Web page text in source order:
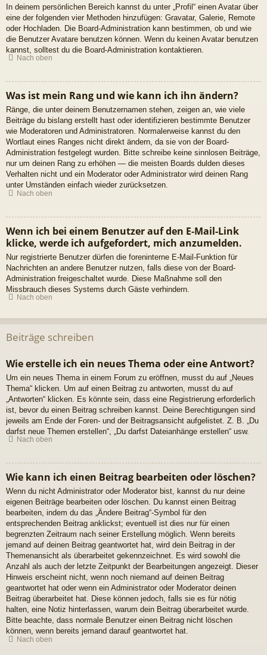
In deinem persönlichen Bereich kannst du unter „Profil“ einen Avatar über
eine der folgenden vier Methoden hinzufügen: Gravatar, Galerie, Remote
oder Hochladen. Die Board-Administration kann bestimmen, ob und wie
die Benutzer Avatare benutzen können. Wenn du keinen Avatar benutzen
kannst, solltest du die Board-Administration kontaktieren.
Nach oben
Was ist mein Rang und wie kann ich ihn ändern?
Ränge, die unter deinem Benutzernamen stehen, zeigen an, wie viele
Beiträge du bislang erstellt hast oder identifizieren bestimmte Benutzer
wie Moderatoren und Administratoren. Normalerweise kannst du den
Wortlaut eines Ranges nicht direkt ändern, da sie von der Board-
Administration festgelegt wurden. Bitte schreibe keine sinnlosen Beiträge,
nur um deinen Rang zu erhöhen — die meisten Boards dulden dieses
Verhalten nicht und ein Moderator oder Administrator wird deinen Rang
unter Umständen einfach wieder zurücksetzen.
Nach oben
Wenn ich bei einem Benutzer auf den E-Mail-Link
klicke, werde ich aufgefordert, mich anzumelden.
Nur registrierte Benutzer dürfen die foreninterne E-Mail-Funktion für
Nachrichten an andere Benutzer nutzen, falls diese von der Board-
Administration freigeschaltet wurde. Diese Maßnahme soll den
Missbrauch dieses Systems durch Gäste verhindern.
Nach oben
Beiträge schreiben
Wie erstelle ich ein neues Thema oder eine Antwort?
Um ein neues Thema in einem Forum zu eröffnen, musst du auf „Neues
Thema“ klicken. Um auf einen Beitrag zu antworten, musst du auf
„Antworten“ klicken. Es könnte sein, dass eine Registrierung erforderlich
ist, bevor du einen Beitrag schreiben kannst. Deine Berechtigungen sind
jeweils am Ende der Foren- und der Beitragsansicht aufgelistet. Z. B. „Du
darfst neue Themen erstellen“, „Du darfst Dateianhänge erstellen“ usw.
Nach oben
Wie kann ich einen Beitrag bearbeiten oder löschen?
Wenn du nicht Administrator oder Moderator bist, kannst du nur deine
eigenen Beiträge bearbeiten oder löschen. Du kannst einen Beitrag
bearbeiten, indem du das „Ändere Beitrag“-Symbol für den
entsprechenden Beitrag anklickst; eventuell ist dies nur für einen
begrenzten Zeitraum nach seiner Erstellung möglich. Wenn bereits
jemand auf deinen Beitrag geantwortet hat, wird dein Beitrag in der
Themenansicht als überarbeitet gekennzeichnet. Es wird sowohl die
Anzahl als auch der letzte Zeitpunkt der Bearbeitungen angezeigt. Dieser
Hinweis erscheint nicht, wenn noch niemand auf deinen Beitrag
geantwortet hat oder wenn ein Administrator oder Moderator deinen
Beitrag überarbeitet hat. Diese können jedoch, falls sie es für nötig
halten, eine Notiz hinterlassen, warum dein Beitrag überarbeitet wurde.
Bitte beachte, dass normale Benutzer einen Beitrag nicht löschen
können, wenn bereits jemand darauf geantwortet hat.
Nach oben